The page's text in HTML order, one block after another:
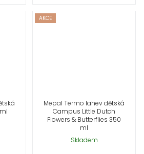
AKCE
Mepal Termo lahev dětská
Campus Little Dutch
Flowers & Butterflies 350
ml
Skladem